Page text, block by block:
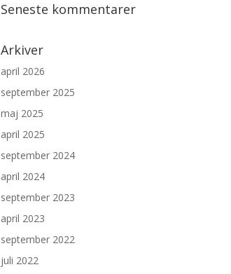
Seneste kommentarer
Arkiver
april 2026
september 2025
maj 2025
april 2025
september 2024
april 2024
september 2023
april 2023
september 2022
juli 2022